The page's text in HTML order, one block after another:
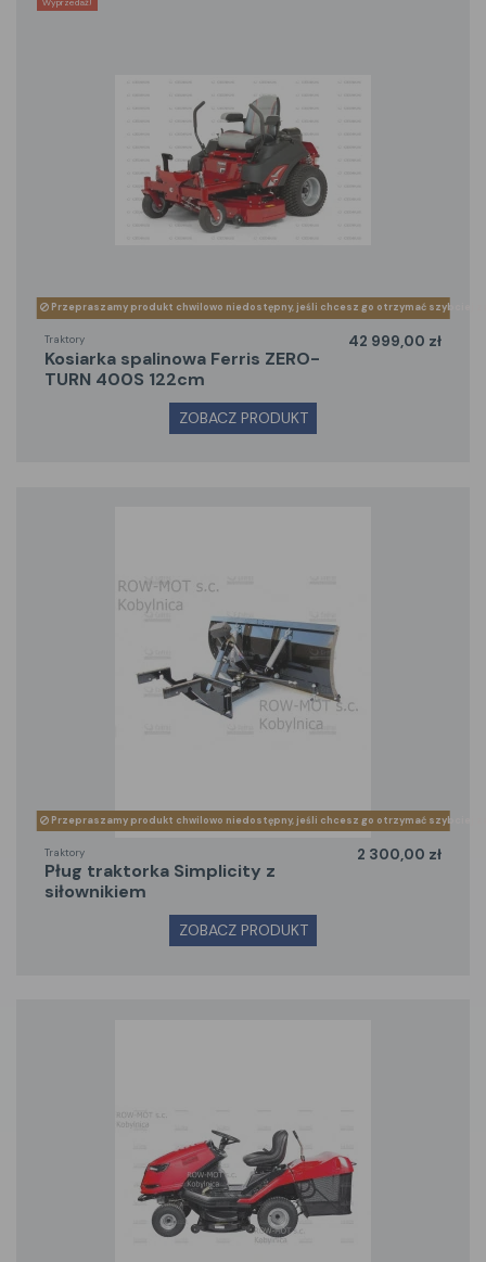
Przepraszamy produkt chwilowo niedostępny, jeśli chcesz go otrzymać szybciej
Traktory
kosiarka spalinowa Ferris ZERO-
TURN 400S 122cm
42 999,00 zł
ZOBACZ PRODUKT
Przepraszamy produkt chwilowo niedostępny, jeśli chcesz go otrzymać szybciej
Traktory
pług traktorka Simplicity z
siłownikiem
2 300,00 zł
ZOBACZ PRODUKT